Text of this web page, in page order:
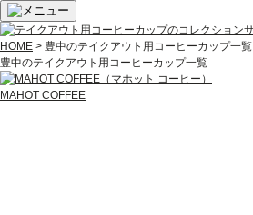
HOME > 豊中のテイクアウト用コーヒーカップ一覧
豊中のテイクアウト用コーヒーカップ一覧
MAHOT COFFEE